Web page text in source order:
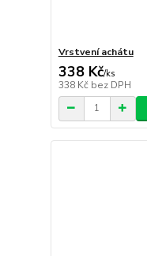
Vrstvení achátu
338 Kč/ks
338 Kč bez DPH